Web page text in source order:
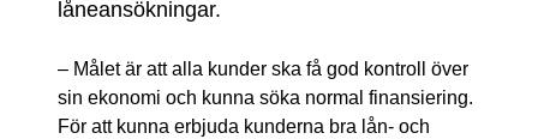
låneansökningar.
– Målet är att alla kunder ska få god kontroll över
sin ekonomi och kunna söka normal finansiering.
För att kunna erbjuda kunderna bra lån- och